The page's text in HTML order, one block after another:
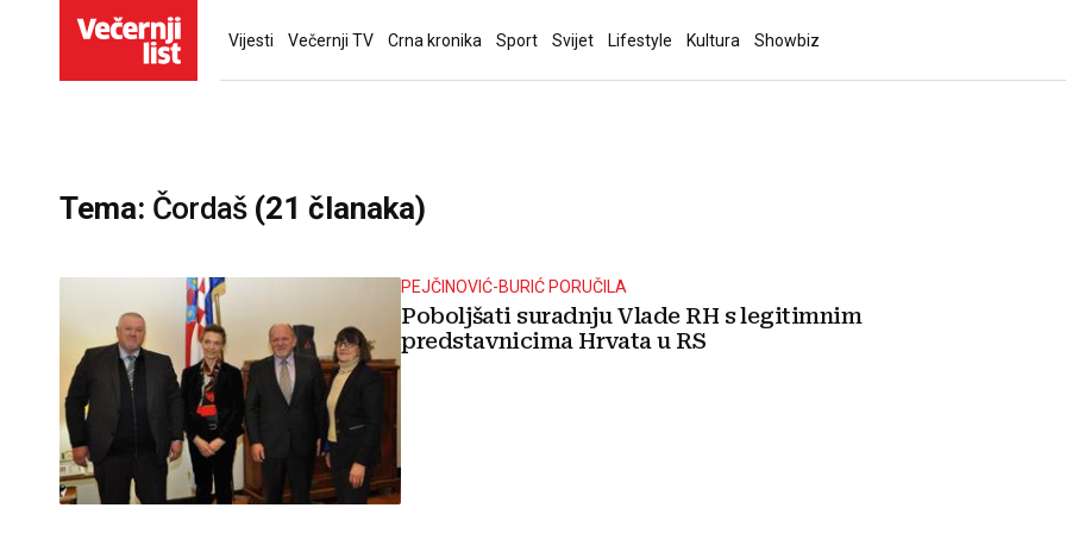
Vijesti Večernji TV Crna kronika Sport Svijet Lifestyle Kultura Showbiz
Tema: Čordaš(21 članaka)
PEJČINOVIĆ-BURIĆ PORUČILA
Poboljšati suradnju Vlade RH s legitimnim
predstavnicima Hrvata u RS